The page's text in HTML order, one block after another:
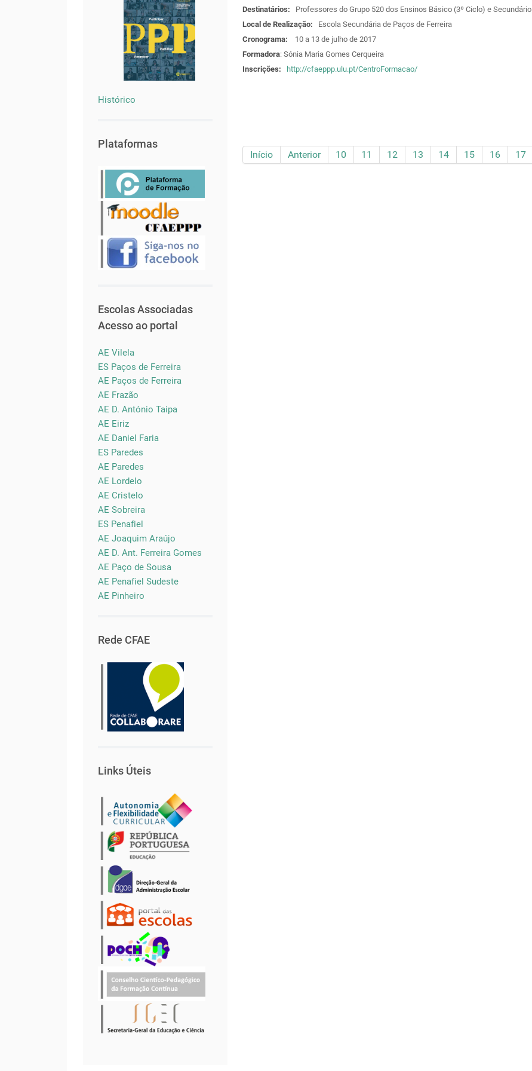
Histórico
Plataformas
Escolas Associadas
Acesso ao portal
AE Vilela
ES Paços de Ferreira
AE Paços de Ferreira
AE Frazão
AE D. António Taipa
AE Eiriz
AE Daniel Faria
ES Paredes
AE Paredes
AE Lordelo
AE Cristelo
AE Sobreira
ES Penafiel
AE Joaquim Araújo
AE D. Ant. Ferreira Gomes
AE Paço de Sousa
AE Penafiel Sudeste
AE Pinheiro
Rede CFAE
Links Úteis
Destinatários: Professores do Grupo 520 dos Ensinos Básico (3º Ciclo) e Secundário
Local de Realização:
Escola Secundária de Paços de Ferreira
Cronograma:
10 a 13 de julho de 2017
Formadora: Sónia Maria Gomes Cerqueira
Inscrições:
http://cfaeppp.ulu.pt/CentroFormacao/
Início Anterior 10 11 12 13 14 15 16 17